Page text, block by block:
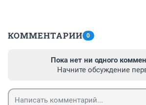
КОММЕНТАРИИ 0
Пока нет ни одного
Начните обсуждение